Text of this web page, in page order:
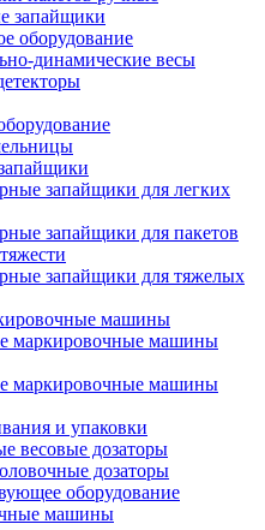
запайщики
оборудование
динамические весы
запайщики для легких
запайщики для пакетов
запайщики для тяжелых
машины
маркировочные машины
маркировочные машины
и упаковки
весовые дозаторы
дозаторы
оборудование
машины